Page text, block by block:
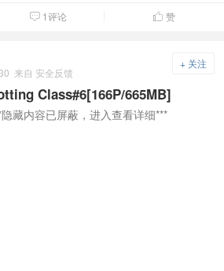
 1评论  赞
+ 关注
来自 安全反馈
Class#6[166P/665MB]
藏内容已屏蔽，进入查看详细***